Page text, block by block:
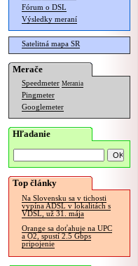
Fórum o DSL
Výsledky meraní
Satelitná mapa SR
Merače
Speedmeter Merania
Pingmeter
Googlemeter
Hľadanie
Top články
Na Slovensku sa v tichosti
vypína ADSL v lokalitách s
VDSL, už 31. mája
Orange sa doťahuje na UPC
a O2, spustí 2.5 Gbps
pripojenie